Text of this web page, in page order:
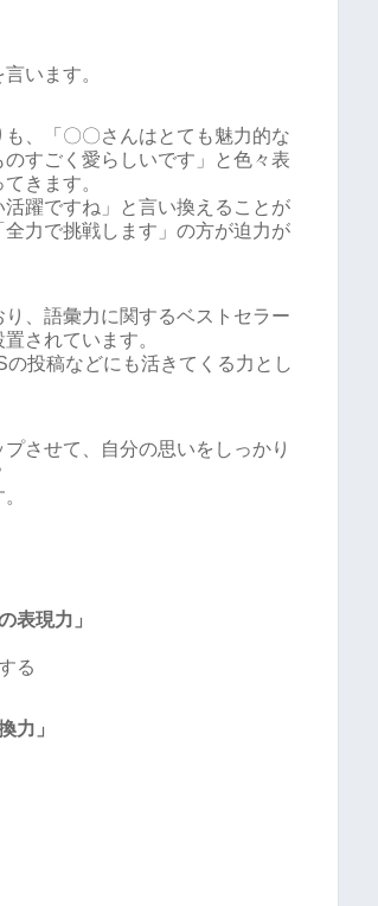
います。
、「〇〇さんはとても魅力的な
すごく愛らしいです」と色々表
きます。
活躍ですね」と言い換えることが
力で挑戦します」の方が迫力が
、語彙力に関するベストセラー
されています。
投稿などにも活きてくる力とし
させて、自分の思いをしっかり
表現力」
る
力」